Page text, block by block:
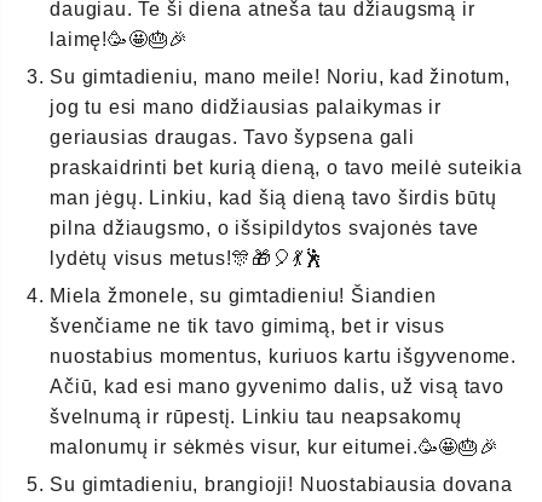
daugiau. Te ši diena atneša tau džiaugsmą ir
laimę!🥳🤩🎂🎉
Su gimtadieniu, mano meile! Noriu, kad žinotum,
jog tu esi mano didžiausias palaikymas ir
geriausias draugas. Tavo šypsena gali
praskaidrinti bet kurią dieną, o tavo meilė suteikia
man jėgų. Linkiu, kad šią dieną tavo širdis būtų
pilna džiaugsmo, o išsipildytos svajonės tave
lydėtų visus metus!🎊🎁🎈💃🕺
Miela žmonele, su gimtadieniu! Šiandien
švenčiame ne tik tavo gimimą, bet ir visus
nuostabius momentus, kuriuos kartu išgyvenome.
Ačiū, kad esi mano gyvenimo dalis, už visą tavo
švelnumą ir rūpestį. Linkiu tau neapsakomų
malonumų ir sėkmės visur, kur eitumei.🥳🤩🎂🎉
Su gimtadieniu, brangioji! Nuostabiausia dovana